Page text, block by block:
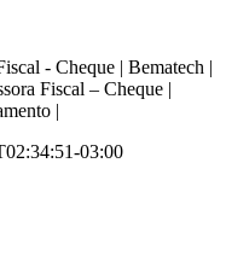
- Cheque | Bematech |
Fiscal – Cheque |
|
03:00